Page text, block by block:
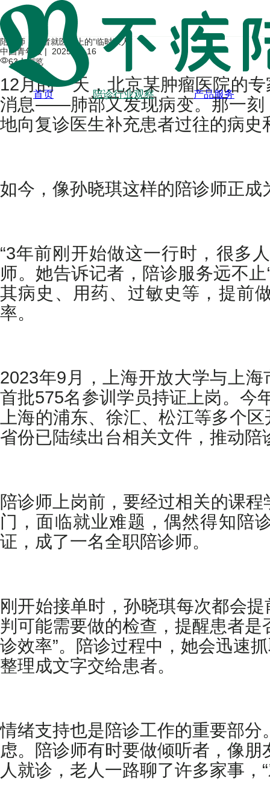
首页 陪诊行业观察 产品服务
陪诊师：患者就医路上的“临时家人”
中国青年报 | 2025-12-16
63人浏览
12月的一天，北京某肿瘤医院的
消息——肺部又发现病变。那一刻
地向复诊医生补充患者过往的病史
如今，像孙晓琪这样的陪诊师正成
“3年前刚开始做这一行时，很多
师。她告诉记者，陪诊服务远不
其病史、用药、过敏史等，提前
率。
2023年9月，上海开放大学与上
首批575名参训学员持证上岗。今
上海的浦东、徐汇、松江等多个
省份已陆续出台相关文件，推动
陪诊师上岗前，要经过相关的课
门，面临就业难题，偶然得知陪
证，成了一名全职陪诊师。
刚开始接单时，孙晓琪每次都会
判可能需要做的检查，提醒患者
诊效率”。陪诊过程中，她会迅速
整理成文字交给患者。
情绪支持也是陪诊工作的重要部
虑。陪诊师有时要做倾听者，像
人就诊，老人一路聊了许多家事